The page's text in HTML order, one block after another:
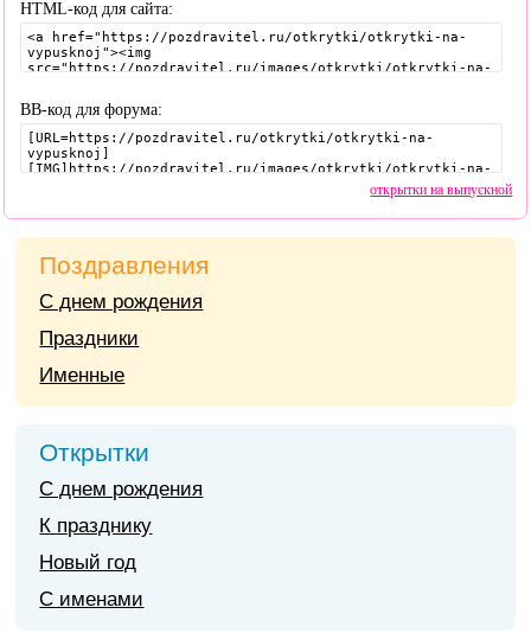
HTML-код для сайта:
BB-код для форума:
открытки на выпускной
Поздравления
С днем рождения
Праздники
Именные
Открытки
С днем рождения
К празднику
Новый год
С именами